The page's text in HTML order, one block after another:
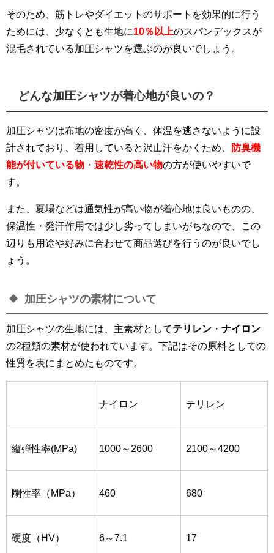
そのため、筋トレやダイエットのサポートを効果的に行う
ためには、少なくとも生地に10％以上のスパンデックスが
混毛されている加圧シャツを選ぶのが良いでしょう。
どんな加圧シャツが着心地が良いの？
加圧シャツは布地の密度が高く、体温を逃さないように設
計されており、着用していると沢山汗をかくため、
防臭機
能が付いている物 ・ 速乾性の高い物の方が使いやすいで
す。
また、夏場などは通気性が高い物が着心地は良いものの、
保温性・発汗作用では少し劣ってしまいがちなので、この
辺りも用途や好みに合わせて商品選びを行うのが良いでし
ょう。
加圧シャツの素材について
加圧シャツの生地には、主素材としてテリレン ・ ナイロン
の2種類の素材が使われています。下記はその原料としての
性質を表にまとめたものです。
ナイロン テリレン
縦弾性率(MPa) 1000～2600 2100～4200
剛性率 （MPa） 460 680
硬度（HV） 6～7.1 17